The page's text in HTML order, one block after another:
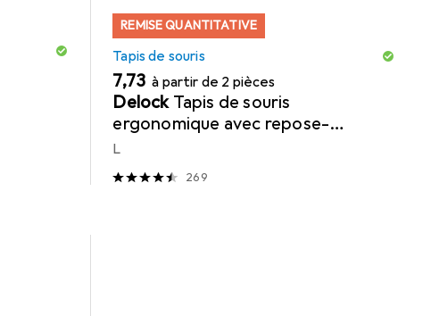
REMISE QUANTITATIVE
Tapis de souris
EUR
7,73 à partir de 2 pièces
Delock Tapis de souris
ergonomique avec repose-
poignets, gris Gris
L
269